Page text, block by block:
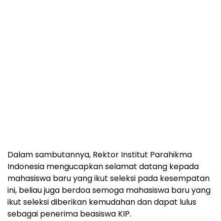
Dalam sambutannya, Rektor Institut Parahikma
Indonesia mengucapkan selamat datang kepada
mahasiswa baru yang ikut seleksi pada kesempatan
ini, beliau juga berdoa semoga mahasiswa baru yang
ikut seleksi diberikan kemudahan dan dapat lulus
sebagai penerima beasiswa KIP.